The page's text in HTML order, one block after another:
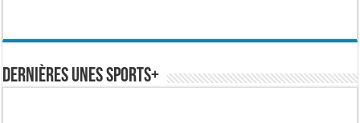
Dernières Unes Sports+